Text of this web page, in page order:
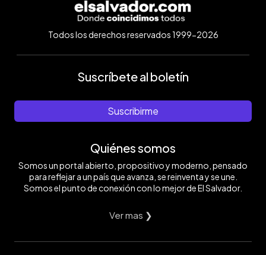
Todos los derechos reservados 1999-2026
Suscríbete al boletín
Suscribirme
Quiénes somos
Somos un portal abierto, propositivo y moderno, pensado
para reflejar a un país que avanza, se reinventa y se une.
Somos el punto de conexión con lo mejor de El Salvador.
Ver mas ❯